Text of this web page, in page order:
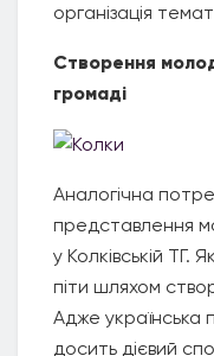
організація
Створення
громаді
Аналогічна
представлення
у Колківській ТГ.
піти шляхом
Адже українська
досить дієвий